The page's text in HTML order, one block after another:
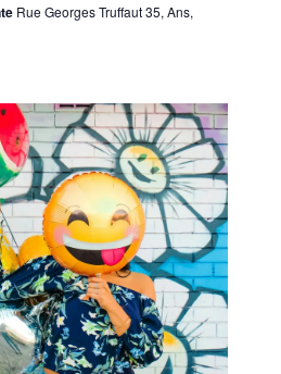
Rue Georges Truffaut 35, Ans,